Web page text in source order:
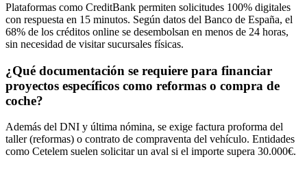
Plataformas como CreditBank permiten solicitudes 100% digitales
con respuesta en 15 minutos. Según datos del Banco de España, el
68% de los créditos online se desembolsan en menos de 24 horas,
sin necesidad de visitar sucursales físicas.
¿Qué documentación se requiere para financiar
proyectos específicos como reformas o compra de
coche?
Además del DNI y última nómina, se exige factura proforma del
taller (reformas) o contrato de compraventa del vehículo. Entidades
como Cetelem suelen solicitar un aval si el importe supera 30.000€.